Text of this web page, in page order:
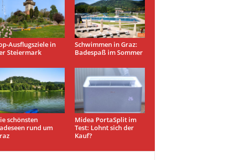
Ausflugsziele in
Steiermark
Schwimmen in Graz:
Badespaß im Sommer
schönsten
rund um
Midea PortaSplit im
Test: Lohnt sich der
Kauf?